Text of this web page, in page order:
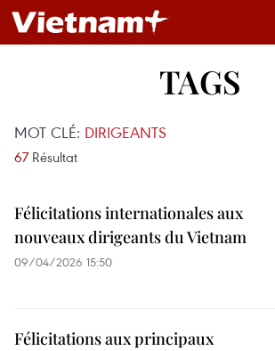
TAGS
MOT CLÉ: DIRIGEANTS
67 Résultat
Félicitations internationales aux
nouveaux dirigeants du Vietnam
09/04/2026 15:50
Félicitations aux principaux